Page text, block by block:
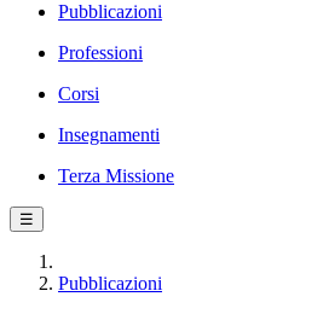
Pubblicazioni
Professioni
Corsi
Insegnamenti
Terza Missione
☰
Pubblicazioni